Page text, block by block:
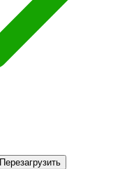
Перезагрузить